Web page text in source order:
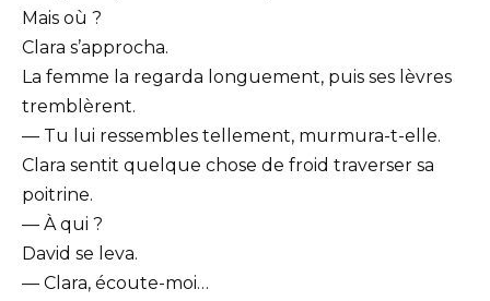
Mais où ?
Clara s’approcha.
La femme la regarda longuement, puis ses lèvres
tremblèrent.
— Tu lui ressembles tellement, murmura-t-elle.
Clara sentit quelque chose de froid traverser sa
poitrine.
— À qui ?
David se leva.
— Clara, écoute-moi…